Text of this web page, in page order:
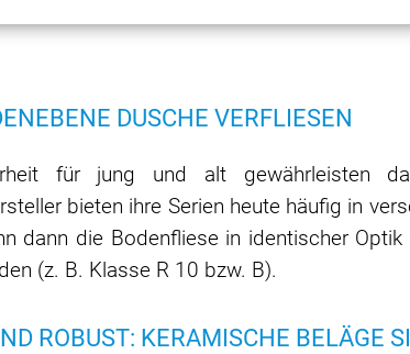
DUSCHE VERFLIESEN
für jung und alt gewährleisten
bieten ihre Serien heute häufig in
dann die Bodenfliese in identischer
(z. B. Klasse R 10 bzw. B).
ROBUST: KERAMISCHE BELÄGE